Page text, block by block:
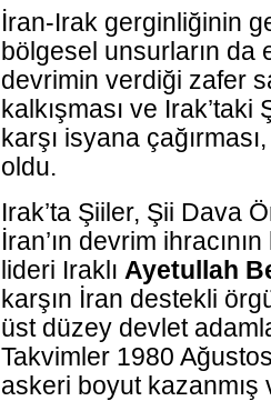
İran-Irak gerginliğinin
bölgesel unsurların da
devrimin verdiği zafer
kalkışması ve
karşı isyana
oldu.
Irak’ta Şiiler, Şii Dava
İran’ın devrim
lideri Iraklı Ayetullah
karşın İran destekli
üst düzey devlet
Takvimler 1980
askeri boyut kazanmış